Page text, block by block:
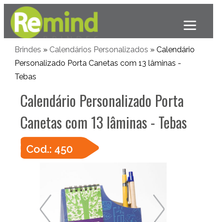
Brindes » Calendários Personalizados » Calendário
Personalizado Porta Canetas com 13 lâminas -
Tebas
Calendário Personalizado Porta
Canetas com 13 lâminas - Tebas
Cod.: 450